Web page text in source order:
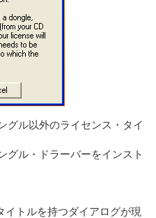
グル以外のライセンス・タイ
グル・ドラーバーをインスト
イトルを持つダイアログが現